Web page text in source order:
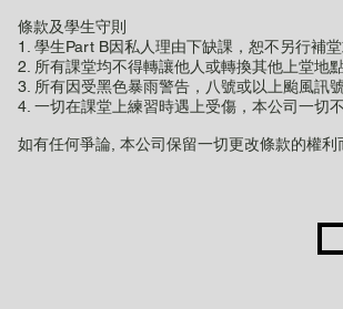
條款及學生守則
1. 學生Part B因私人理由下缺課，恕不另行補堂
2. 所有課堂均不得轉讓他人或轉換其他上堂地點
3. 所有因受黑色暴雨警告，八號或以上颱風訊
4. 一切在課堂上練習時遇上受傷，本公司一切
如有任何爭論, 本公司保留一切更改條款的權利